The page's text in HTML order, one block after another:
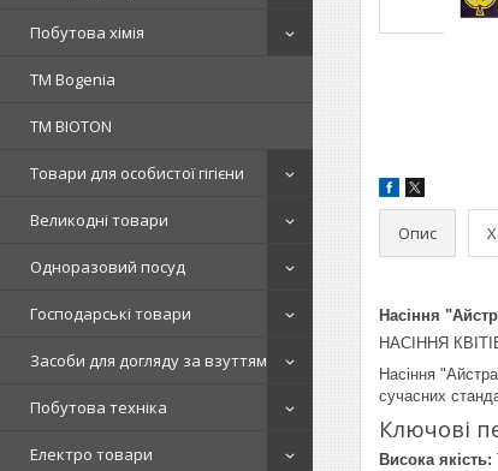
Побутова хімія
ТМ Bogenia
ТМ BIOTON
Товари для особистої гігієни
Великодні товари
Одноразовий посуд
Господарські товари
Засоби для догляду за взуттям
Побутова техніка
Електро товари
Опис
Насіння
НАСІННЯ
Насіння
сучасних
Ключові
Висока якість: